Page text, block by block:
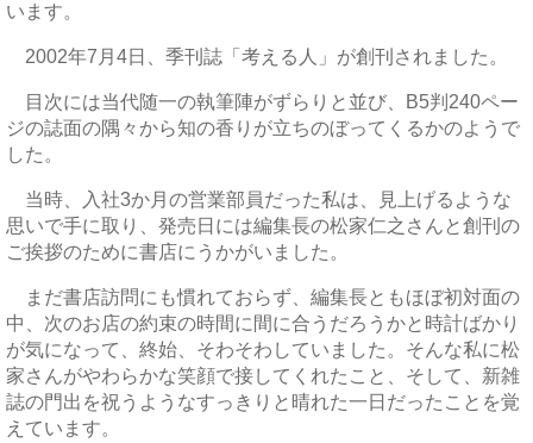
います。
2002年7月4日、季刊誌「考える人」が創刊されました。
目次には当代随一の執筆陣がずらりと並び、B5判240ペー
ジの誌面の隅々から知の香りが立ちのぼってくるかのようで
した。
当時、入社3か月の営業部員だった私は、見上げるような
思いで手に取り、発売日には編集長の松家仁之さんと創刊の
ご挨拶のために書店にうかがいました。
まだ書店訪問にも慣れておらず、編集長ともほぼ初対面の
中、次のお店の約束の時間に間に合うだろうかと時計ばかり
が気になって、終始、そわそわしていました。そんな私に松
家さんがやわらかな笑顔で接してくれたこと、そして、新雑
誌の門出を祝うようなすっきりと晴れた一日だったことを覚
えています。